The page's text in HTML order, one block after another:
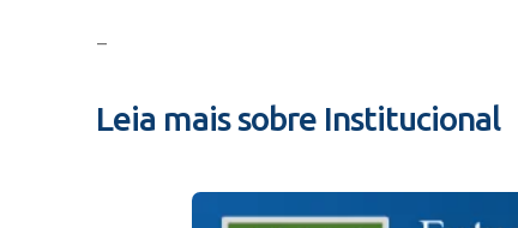
–
Leia mais sobre Institucional